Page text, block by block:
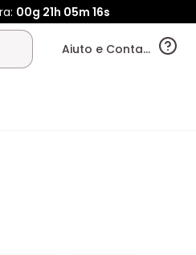
00g 21h 05m 15s
Aiuto e Contatti